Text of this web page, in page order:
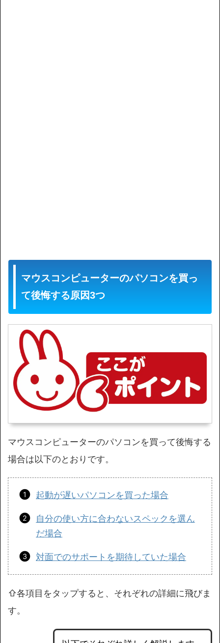
マウスコンピューターのパソコンを買っ
て後悔する原因3つ
マウスコンピューターのパソコンを買って後悔する
場合は以下のとおりです。
起動が遅いパソコンを買った場合
自分の使い方に合わないスペックを選ん
だ場合
対面でのサポートを期待していた場合
⇧各項目をタップすると、それぞれの詳細に飛びま
す。